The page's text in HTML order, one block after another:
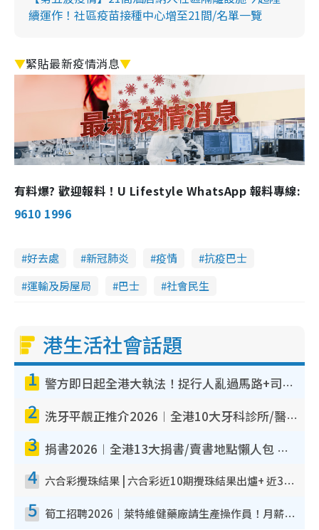
續運作！社區疫苗接種中心增至21間/名單一覽
▼緊貼最新疫情消息▼
有料爆? 歡迎報料！U Lifestyle WhatsApp 報料專線:
9610 1996
好去處 新冠肺炎 疫情
抗疫巴士
運輸及房屋局
巴士 社會民生
港生活社會話題
1 警方即日起全港大執法！捉行人亂過馬路+司機不專注駕駛！亂過馬路罰$2000
2 洗牙平靚正推介2026︱全港10大牙科診所/醫院懶人包 夜診至8點/鎮靜潔牙/醫療券適用
3 捐書2026︱全港13大捐書/賣書地點懶人包 二手課本最高$150＋舊書換免費咖啡/戲票
4 六合彩攪珠結果 | 六合彩近10期攪珠結果出爐+ 近30期最旺熱門中獎號碼
5 筍工招聘2026｜萊特維健藥廠請生產操作員！月薪高達$1.7萬 冷氣廠房/五天工作/保證雙糧